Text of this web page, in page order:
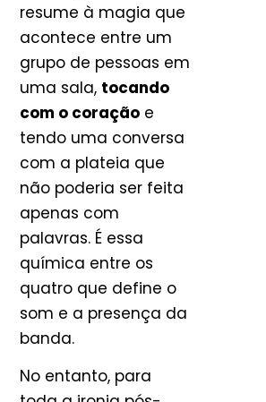
resume à magia que
acontece entre um
grupo de pessoas em
uma sala, tocando
com o coração e
tendo uma conversa
com a plateia que
não poderia ser feita
apenas com
palavras. É essa
química entre os
quatro que define o
som e a presença da
banda.
No entanto, para